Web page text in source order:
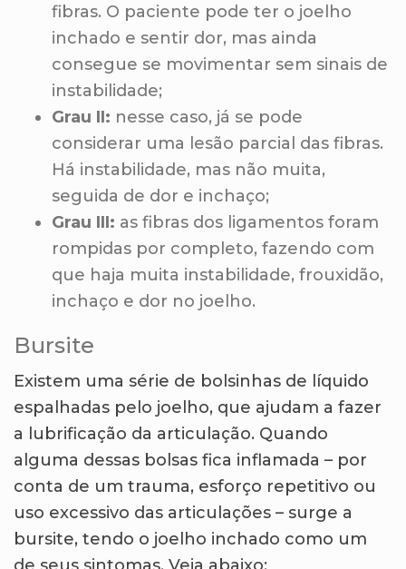
fibras. O paciente pode ter o joelho
inchado e sentir dor, mas ainda
consegue se movimentar sem sinais de
instabilidade;
Grau II: nesse caso, já se pode
considerar uma lesão parcial das fibras.
Há instabilidade, mas não muita,
seguida de dor e inchaço;
Grau III: as fibras dos ligamentos foram
rompidas por completo, fazendo com
que haja muita instabilidade, frouxidão,
inchaço e dor no joelho.
Bursite
Existem uma série de bolsinhas de líquido
espalhadas pelo joelho, que ajudam a fazer
a lubrificação da articulação. Quando
alguma dessas bolsas fica inflamada – por
conta de um trauma, esforço repetitivo ou
uso excessivo das articulações – surge a
bursite, tendo o joelho inchado como um